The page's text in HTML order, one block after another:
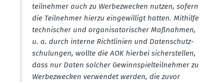
teil­nehmer auch zu Werbe­zwecken nutzen, sofern
die Teilnehmer hierzu einge­willigt hatten. Mithilfe
techni­scher und organi­sa­to­ri­scher Maßnahmen,
u. a. durch interne Richt­linien und Daten­schutz­
schu­lungen, wollte die AOK hierbei sicher­stellen,
dass nur Daten solcher Gewinn­spiel­teil­nehmer zu
Werbe­zwecken verwendet werden, die zuvor